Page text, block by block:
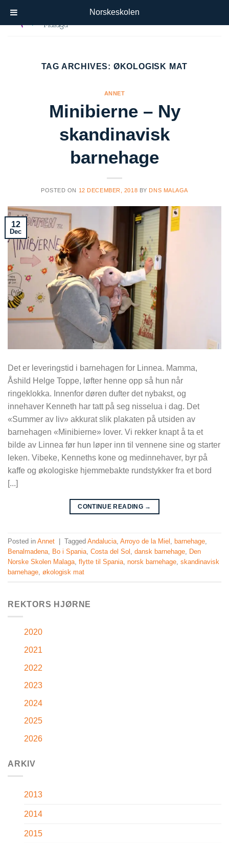
TAG ARCHIVES: ØKOLOGISK MAT
ANNET
Minibierne – Ny
skandinavisk
barnehage
POSTED ON 12 DECEMBER, 2018 BY DNS MALAGA
12
Dec
Det er leveringstid i barnehagen for Linnea. Mamma,
Åshild Helge Toppe, løfter henne opp så hun når
ringeklokka. Innenfor døren dufter det nybakst, og
innehaver Kenneth har tatt på seg nisselua i dag. Det
«Summer av liv» akkurat slik plakaten på utsiden av
barnehagen «Minibierne» lover. Vi rekker knapt å ta et
bilde av Linnea før hun løper inn til vennene sine og starter
leken. Vibeke, Kenneths kone og medinnehaver, byr på
kaffe og økologiske hjemmebakte rundstykker fra et bord
[...]
CONTINUE READING →
Posted in Annet Tagged Andalucia, Arroyo de la Miel , barnehage,
Benalmadena, Bo i Spania, Costa del Sol , dansk barnehage, Den
Norske Skolen Malaga, flytte til Spania, norsk barnehage, skandinavisk
barnehage, økologisk mat
REKTORS HJØRNE
2020
2021
2022
2023
2024
2025
2026
ARKIV
2013
2014
2015
Norskeskolen